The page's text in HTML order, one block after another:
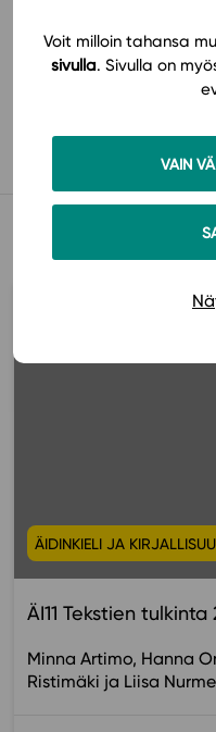
Voit milloin tahansa
sivulla. Sivulla on
VAIN
ÄIDINKIELI JA
ÄI11 Tekstien tulkinta
Minna Artimo Hanna
Ristimäki
Liisa